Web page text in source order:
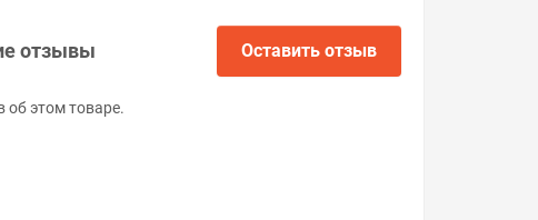
отзывы Оставить отзыв
об этом товаре.